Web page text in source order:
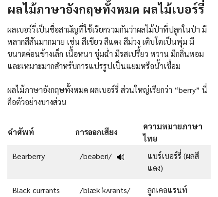
ผลไม้ภาษาอังกฤษทั้งหมด ผลไม้เบอร์รี่
ผลเบอร์รี่เป็นชื่อสามัญที่ใช้เรียกรวมกันว่าผลไม้ป่าที่ปลูกในป่า มี
หลากสีสันมากมาย เช่น สีเขียว สีแดง สีม่วง เติบโตเป็นพุ่ม มี
ขนาดค่อนข้างเล็ก เนื้อหนา ชุ่มฉ่ำ มีรสเปรี้ยว หวาน มีกลิ่นหอม
และเหมาะมากสำหรับการแปรรูปเป็นแยมหรือน้ำเชื่อม
ผลไม้ภาษาอังกฤษทั้งหมด ผลเบอร์รี่ ส่วนใหญ่เรียกว่า “berry” นี่
คือตัวอย่างบางส่วน
คำศัพท์ การออกเสียง
ความหมายภาษา
ไทย
Bearberry
/beəberi/ 🔊
แบร์เบอร์รี่ (ผลสี
แดง)
Black currants
/blæk ˈkʌrənts/
ลูกเคอแรนท์